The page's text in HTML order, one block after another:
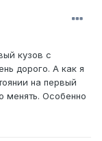
кузов с
дорого. А как я
на первый
менять. Особенно